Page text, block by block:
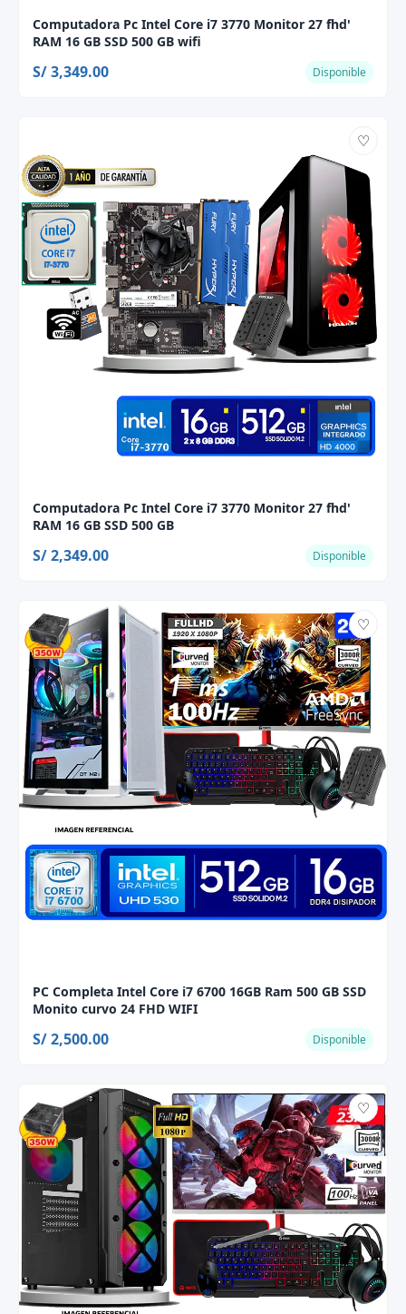
Computadora Pc Intel Core i7 3770 Monitor 27 fhd'
RAM 16 GB SSD 500 GB wifi
S/ 3,349.00 Disponible
♡
Computadora Pc Intel Core i7 3770 Monitor 27 fhd'
RAM 16 GB SSD 500 GB
S/ 2,349.00 Disponible
♡
PC Completa Intel Core i7 6700 16GB Ram 500 GB SSD
Monito curvo 24 FHD WIFI
S/ 2,500.00 Disponible
♡